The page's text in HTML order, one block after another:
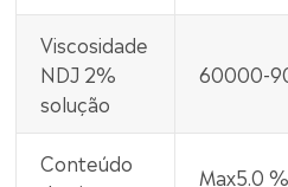
Viscosidade
NDJ 2%
solução
60000-
Conteúdo
Max5.0 %